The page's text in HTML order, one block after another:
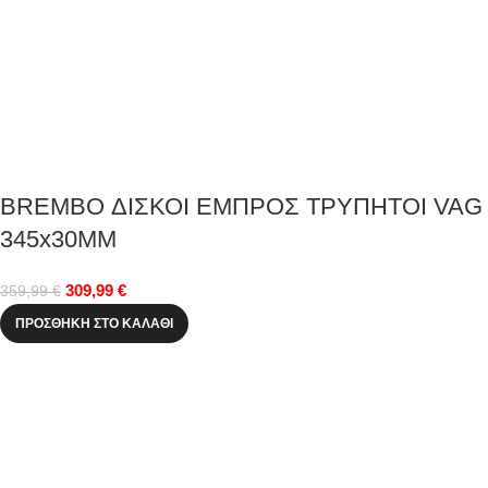
BREMBO ΔΙΣΚΟΙ ΕΜΠΡΟΣ ΤΡΥΠΗΤΟΙ VAG
345x30MM
359,99€ 309,99 €
ΠΡΟΣΘΉΚΗ ΣΤΟ ΚΑΛΆΘΙ